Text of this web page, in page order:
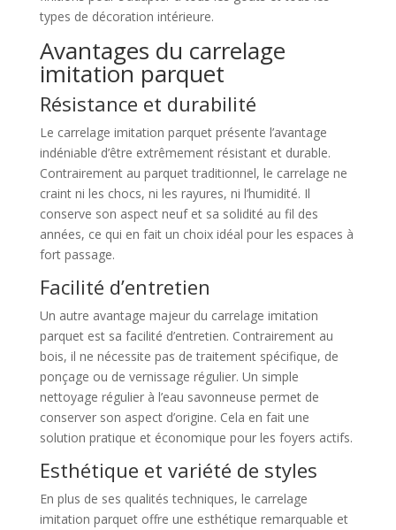
types de décoration intérieure.
Avantages du carrelage
imitation parquet
Résistance et durabilité
Le carrelage imitation parquet présente l’avantage
indéniable d’être extrêmement résistant et durable.
Contrairement au parquet traditionnel, le carrelage ne
craint ni les chocs, ni les rayures, ni l’humidité. Il
conserve son aspect neuf et sa solidité au fil des
années, ce qui en fait un choix idéal pour les espaces à
fort passage.
Facilité d’entretien
Un autre avantage majeur du carrelage imitation
parquet est sa facilité d’entretien. Contrairement au
bois, il ne nécessite pas de traitement spécifique, de
ponçage ou de vernissage régulier. Un simple
nettoyage régulier à l’eau savonneuse permet de
conserver son aspect d’origine. Cela en fait une
solution pratique et économique pour les foyers actifs.
Esthétique et variété de styles
En plus de ses qualités techniques, le carrelage
imitation parquet offre une esthétique remarquable et